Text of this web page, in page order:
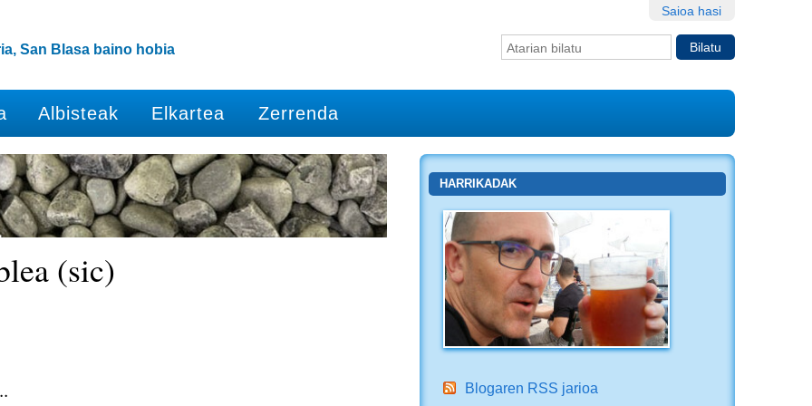
Saioa hasi
Bilatu atarian
San Blasa baino hobia
Albisteak Elkartea Zerrenda
(sic)
HARRIKADAK
Blogaren RSS jarioa